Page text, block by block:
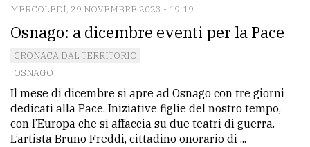
MERCOLEDÌ, 29 NOVEMBRE 2023 - 19:19
Osnago: a dicembre eventi per la Pace
CRONACA DAL TERRITORIO
OSNAGO
Il mese di dicembre si apre ad Osnago con tre giorni
dedicati alla Pace. Iniziative figlie del nostro tempo,
con l’Europa che si affaccia su due teatri di guerra.
L’artista Bruno Freddi, cittadino onorario di ...